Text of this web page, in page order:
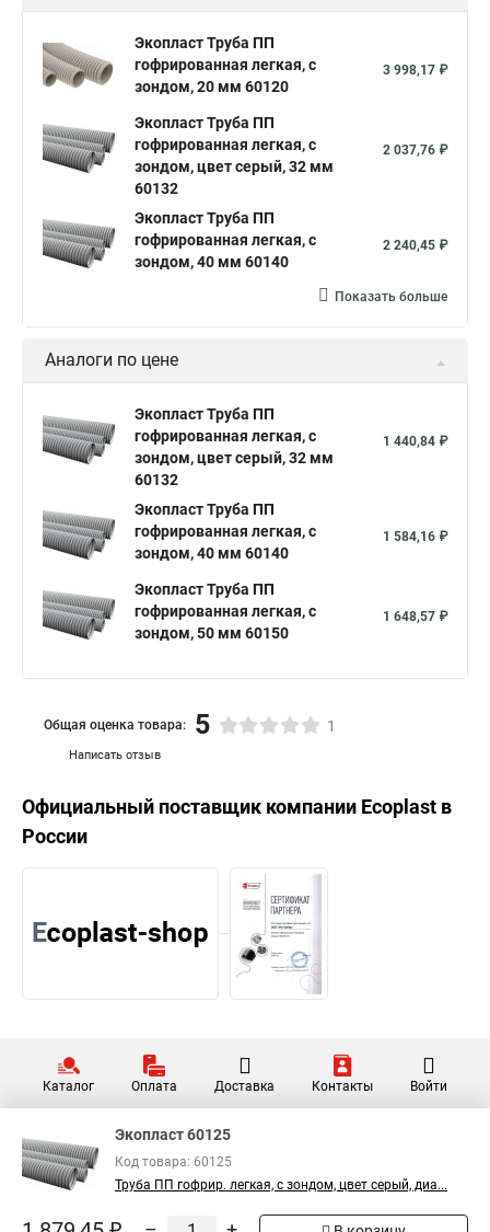
Экопласт Труба ПП
гофрированная легкая, с
зондом, 20 мм 60120
3 998,17 ₽
Экопласт Труба ПП
гофрированная легкая, с
зондом, цвет серый, 32 мм
60132
2 037,76 ₽
Экопласт Труба ПП
гофрированная легкая, с
зондом, 40 мм 60140
2 240,45 ₽
Показать больше
Аналоги по цене
Экопласт Труба ПП
гофрированная легкая, с
зондом, цвет серый, 32 мм
60132
1 440,84 ₽
Экопласт Труба ПП
гофрированная легкая, с
зондом, 40 мм 60140
1 584,16 ₽
Экопласт Труба ПП
гофрированная легкая, с
зондом, 50 мм 60150
1 648,57 ₽
Написать отзыв
Общая оценка товара: 5 1
Официальный поставщик компании Ecoplast в
России
Каталог Оплата Доставка Контакты Войти
Экопласт 60125
Код товара: 60125
Труба ПП гофрир. легкая, с зондом, цвет серый, диа...